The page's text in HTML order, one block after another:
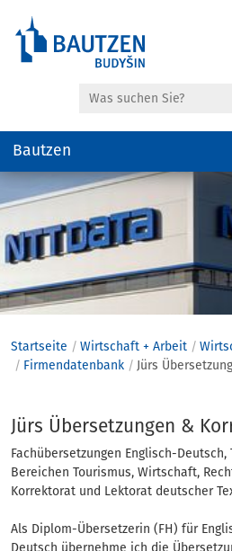
der
Seite
anspringen
Suche
Bautzen
Startseite Wirtschaft + Arbeit
Firmendatenbank
Jürs
Eintrag
Jürs Übersetzungen &
Fachübersetzungen Englisch-
Bereichen Tourismus, Wirtschaft,
Korrektorat und Lektorat deutscher
Als Diplom-Übersetzerin (FH) für
Deutsch übernehme ich die